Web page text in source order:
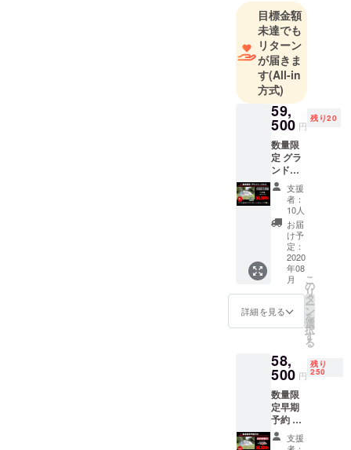
ティーづく
りに全力を
注いでいま
す。
YouTubeで
はキャンプ
業界の裏話
を惜しみな
くぶっちゃ
け、日本最
大規模のオ
ンライン
キャンプサ
ロンでは仲
間とのつな
がりを深め
た。
代表の佐藤
は19歳で起
業し、気づ
けば32歳。
会社はおか
げさまで10
目標金額
未達でも
リターン
が届きま
す(All-in
方式)
59,
500 円
残り20
数量限
定 グラ
ンド
シート
セット
テント
本体 グ
ランド
シート
支援
者：
10人
お届
け予
定：
2020
年08
月
詳細を見る
こ
の
リ
タ
ー
ン
を
選
択
す
る
58,
500 円
残り
250
数量限
定早期
予約 テ
ント本
体 支援